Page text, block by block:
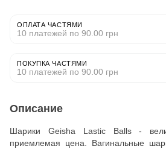
ОПЛАТА ЧАСТЯМИ
10 платежей по 90.00 грн
ПОКУПКА ЧАСТЯМИ
10 платежей по 90.00 грн
Описание
Шарики Geisha Lastic Balls -
приемлемая цена. Вагинальные